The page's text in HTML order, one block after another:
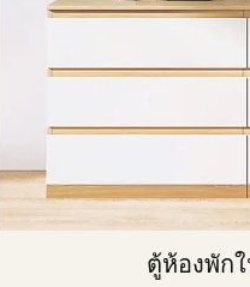
ตู้ห้องพัก